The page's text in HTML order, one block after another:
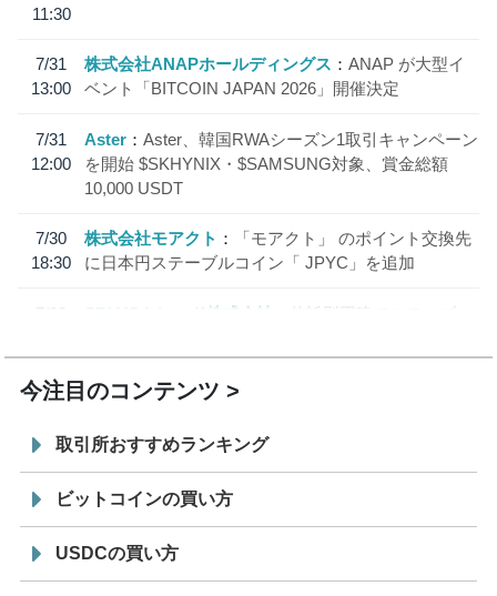
11:30
7/31
13:00
株式会社ANAPホールディングス
ANAP が大型イ
ベント「BITCOIN JAPAN 2026」開催決定
7/31
12:00
Aster
Aster、韓国RWAシーズン1取引キャンペーン
を開始 $SKHYNIX・$SAMSUNG対象、賞金総額
10,000 USDT
7/30
18:30
株式会社モアクト
「モアクト」 のポイント交換先
に日本円ステーブルコイン「 JPYC」を追加
7/29
SBI VCトレード株式会社
信託型円建てステーブル
今注目のコンテンツ
取引所おすすめランキング
ビットコインの買い方
USDCの買い方